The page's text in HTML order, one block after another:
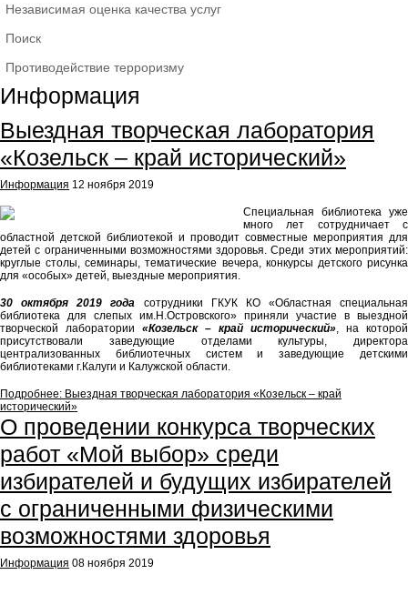
Независимая оценка качества услуг
Поиск
Противодействие терроризму
Информация
Выездная творческая лаборатория
«Козельск – край исторический»
Информация 12 ноября 2019
Специальная библиотека уже
много лет сотрудничает с
областной детской библиотекой и проводит совместные мероприятия для
детей с ограниченными возможностями здоровья. Среди этих мероприятий:
круглые столы, семинары, тематические вечера, конкурсы детского рисунка
для «особых» детей, выездные мероприятия.
30 октября 2019 года сотрудники ГКУК КО «Областная специальная
библиотека для слепых им.Н.Островского» приняли участие в выездной
творческой лаборатории «Козельск – край исторический», на которой
присутствовали заведующие отделами культуры, директора
централизованных библиотечных систем и заведующие детскими
библиотеками г.Калуги и Калужской области.
Подробнее: Выездная творческая лаборатория «Козельск – край
исторический»
О проведении конкурса творческих
работ «Мой выбор» среди
избирателей и будущих избирателей
с ограниченными физическими
возможностями здоровья
Информация 08 ноября 2019